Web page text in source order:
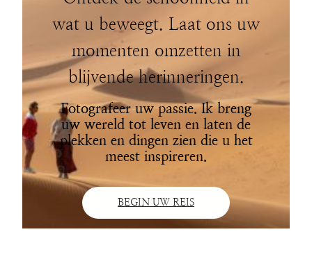
wat u beweegt. Laat ons uw
momenten omzetten in
blijvende herinneringen.
Fotografeer uw passie. Ik breng
uw wereld tot leven en laten de
plekken en dingen zien die u het
meest inspireren.
BEGIN UW REIS